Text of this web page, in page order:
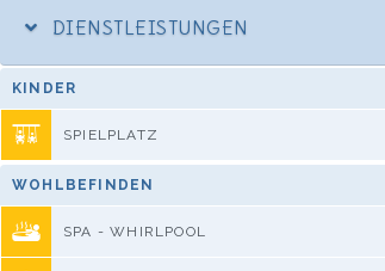
DIENSTLEISTUNGEN
KINDER
SPIELPLATZ
WOHLBEFINDEN
SPA - WHIRLPOOL